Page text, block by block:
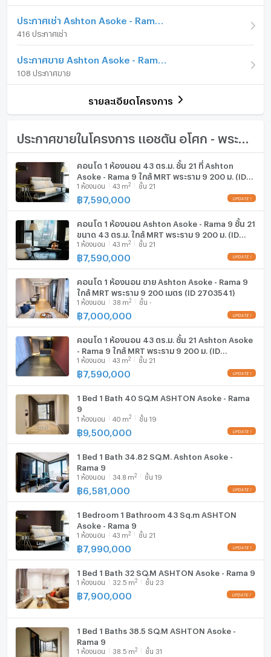
Traffic Considerations: Commuters who rely on
peak hours. The recommended and secure entry and
exit route is via the Din Daeng zone. While accessing
slight detour, this route ensures a smoother journey,
albeit with a little extra time investment. Nearby
(toward Bang Na) approximately 900 meters away,
and Asoke 4 Toll Plaza (toward Victory Monument) at
a distance of about 1.6 km.
Vibrant Atmosphere: The Asoke-Rama 9 intersection
perpetual movement of trains. The pedestrian
crossing directly in front of the project enhances
safety, complete with a signal to facilitate smooth
road crossings. Additionally, a U-turn point on Rama 9
road navigation.
Abundance of Amenities: The vicinity brims with an
array of retail outlets and dining establishments lining
both the main road and adjacent lanes. Embraced by
convenience, Central Plaza Rama 9 and FortuneTown,
two expansive department stores, cater to diverse
Tower, Unilever House, Super Tower, The Stock
Exchange of Thailand, and AIA Capital Building further
enrich the locales commercial tapestry.
ทิศทางห้อง
จำนวนห้องนอน
โทรศัพท์บ้าน
เครื่องทำน้ำร้อน/น้ำอุ่น
ประตูห้องระบบ digital lock
ตู้เย็น
เครื่องดูดควัน
มีอินเตอร์เน็ตไร้สาย (Wi-Fi) ในห้องพัก
เครื่องซักผ้า
416 ประกาศเช่า
108 ประกาศขาย
รายละเอียดโครงการ
ประกาศขายในโครงการ แอชตัน อโศก - พระราม 9
คอนโด 1 ห้องนอน 43 ตร.ม. ชั้น 21 ที่ Ashton
Asoke - Rama 9 ใกล้ MRT พระราม 9 200 ม. (ID
2044815)
1 ห้องนอน 43 m2 ชั้น 21
฿7,590,000
คอนโด 1 ห้องนอน Ashton Asoke - Rama 9 ชั้น 21
ขนาด 43 ตร.ม. ใกล้ MRT พระราม 9 200 ม. (ID
999332)
1 ห้องนอน 43 m2 ชั้น 21
฿7,590,000
คอนโด 1 ห้องนอน ขาย Ashton Asoke - Rama 9
ใกล้ MRT พระราม 9 200 เมตร (ID 2703541)
1 ห้องนอน 38 m2 ชั้น -
฿7,000,000
คอนโด 1 ห้องนอน 43 ตร.ม. ชั้น 21 Ashton Asoke
- Rama 9 ใกล้ MRT พระราม 9 200 ม. (ID
2962135)
1 ห้องนอน 43 m2 ชั้น 21
฿7,590,000
1 Bed 1 Bath 40 SQ.M ASHTON Asoke - Rama
9
1 ห้องนอน 40 m2 ชั้น 19
฿9,500,000
1 Bed 1 Bath 34.82 SQ.M. Ashton Asoke -
Rama 9
1 ห้องนอน 34.8 m2 ชั้น 19
฿6,581,000
1 Bedroom 1 Bathroom 43 Sq.m ASHTON
Asoke - Rama 9
1 ห้องนอน 43 m2 ชั้น 21
฿7,990,000
1 Bed 1 Bath 32 SQ.M ASHTON Asoke - Rama 9
1 ห้องนอน 32.5 m2 ชั้น 23
฿7,900,000
1 Bed 1 Baths 38.5 SQ.M ASHTON Asoke -
Rama 9
1 ห้องนอน 38.5 m2 ชั้น 31